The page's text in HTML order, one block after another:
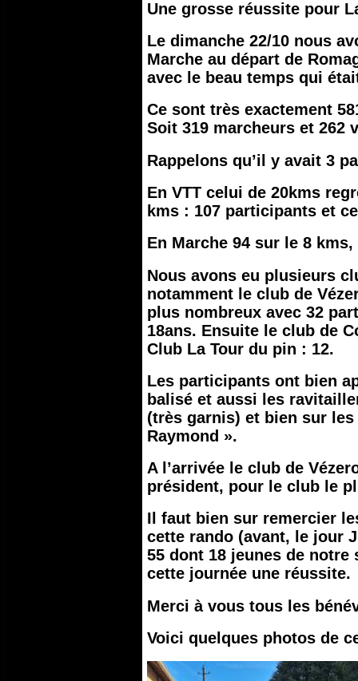
Une grosse réussite pour
Le dimanche 22/10 nous
Marche au départ de
avec le beau temps qui
Ce sont très exactement
Soit 319 marcheurs et 262
Rappelons qu’il y avait 3
En VTT celui de 20kms
kms : 107 participants et
En Marche 94 sur le 8
Nous avons eu plusieurs
notamment le club de
plus nombreux avec 32
18ans. Ensuite le club de
Club La Tour du pin : 12.
Les participants ont bien
balisé et aussi les
(très garnis) et bien sur
Raymond ».
A l’arrivée le club de
président, pour le club le
Il faut bien sur remercier
cette rando (avant, le jour
55 dont 18 jeunes de
cette journée une réussite.
Merci à vous tous les
Voici quelques photos de